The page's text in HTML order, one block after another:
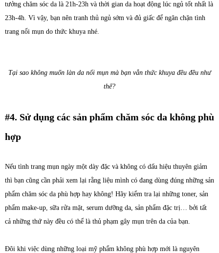
tưởng chăm sóc da là 21h-23h và thời gian da hoạt động lúc ngủ tốt nhất là
23h-4h. Vì vậy, bạn nên tranh thủ ngủ sớm và đủ giấc để ngăn chặn tình
trang nổi mụn do thức khuya nhé.
Tại sao không muốn làn da nổi mụn mà bạn vẫn thức khuya đều đều như
thế?
#4. Sử dụng các sản phẩm chăm sóc da không phù
hợp
Nếu tình trang mụn ngày một dày đặc và không có dấu hiệu thuyên giảm
thì bạn cũng cần phải xem lại rằng liệu mình có đang dùng đúng những sản
phẩm chăm sóc da phù hợp hay không! Hãy kiểm tra lại những toner, sản
phẩm make-up, sữa rửa mặt, serum dưỡng da, sản phẩm đặc trị… bởi tất
cả những thứ này đều có thể là thủ phạm gây mụn trên da của bạn.
Đôi khi việc dùng những loại mỹ phẩm không phù hợp mới là nguyên